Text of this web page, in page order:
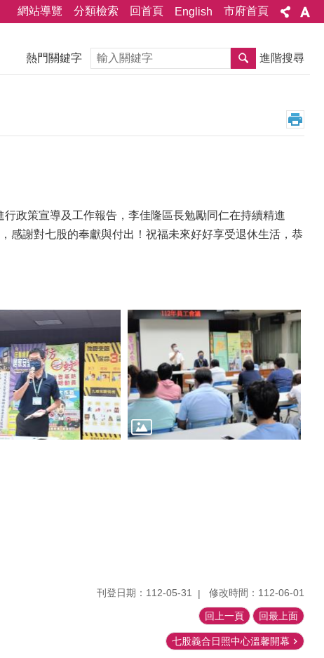
網站導覽 分類檢索 回首頁 English 市府首頁
熱門關鍵字 搜尋 進階搜尋
政策宣導及工作報告，李佳隆區長勉勵同仁在持續精進
感謝對七股的奉獻與付出！祝福未來好好享受退休生活，恭
刊登日期：112-05-31 修改時間：112-06-01
回上一頁 回最上面
七股義合日照中心溫馨開幕